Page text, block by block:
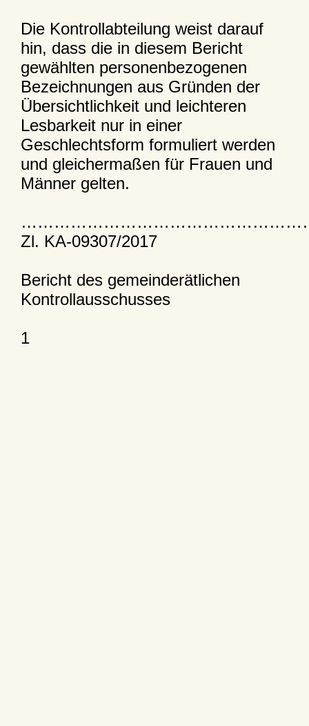
Die Kontrollabteilung weist darauf
hin, dass die in diesem Bericht
gewählten personenbezogenen
Bezeichnungen aus Gründen der
Übersichtlichkeit und leichteren
Lesbarkeit nur in einer
Geschlechtsform formuliert werden
und gleichermaßen für Frauen und
Männer gelten.
Zl. KA-09307/2017
Bericht des gemeinderätlichen
Kontrollausschusses
1